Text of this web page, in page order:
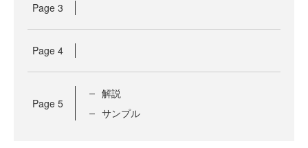
Page 3
Page 4
Page 5
解説
サンプル